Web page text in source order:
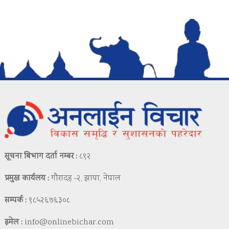
सूचना बिभाग दर्ता नम्बर : ८९२
प्रमुख कार्यलय :गौरादह -२, झापा, नेपाल
सम्पर्क : ९८५२६७६३०८
इमेल : info@onlinebichar.com